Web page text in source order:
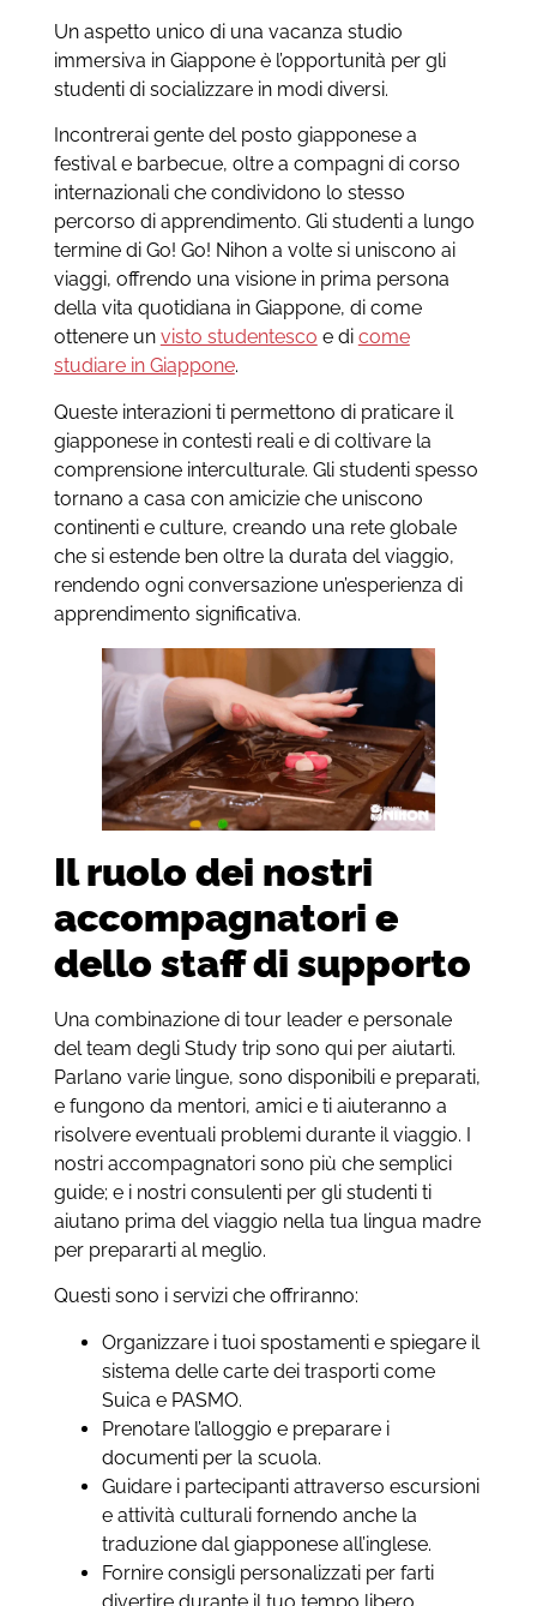
Un aspetto unico di una vacanza studio
immersiva in Giappone è l’opportunità per gli
studenti di socializzare in modi diversi.
Incontrerai gente del posto giapponese a
festival e barbecue, oltre a compagni di corso
internazionali che condividono lo stesso
percorso di apprendimento. Gli studenti a lungo
termine di Go! Go! Nihon a volte si uniscono ai
viaggi, offrendo una visione in prima persona
della vita quotidiana in Giappone, di come
ottenere un visto studentesco e di come
studiare in Giappone.
Queste interazioni ti permettono di praticare il
giapponese in contesti reali e di coltivare la
comprensione interculturale. Gli studenti spesso
tornano a casa con amicizie che uniscono
continenti e culture, creando una rete globale
che si estende ben oltre la durata del viaggio,
rendendo ogni conversazione un’esperienza di
apprendimento significativa.
Il ruolo dei nostri
accompagnatori e
dello staff di supporto
Una combinazione di tour leader e personale
del team degli Study trip sono qui per aiutarti.
Parlano varie lingue, sono disponibili e preparati,
e fungono da mentori, amici e ti aiuteranno a
risolvere eventuali problemi durante il viaggio. I
nostri accompagnatori sono più che semplici
guide; e i nostri consulenti per gli studenti ti
aiutano prima del viaggio nella tua lingua madre
per prepararti al meglio.
Questi sono i servizi che offriranno:
Organizzare i tuoi spostamenti e spiegare il
sistema delle carte dei trasporti come
Suica e PASMO.
Prenotare l’alloggio e preparare i
documenti per la scuola.
Guidare i partecipanti attraverso escursioni
e attività culturali fornendo anche la
traduzione dal giapponese all’inglese.
Fornire consigli personalizzati per farti